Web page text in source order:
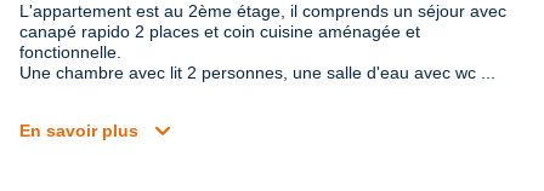
L'appartement est au 2ème étage, il comprends un séjour avec
canapé rapido 2 places et coin cuisine aménagée et
fonctionnelle.
Une chambre avec lit 2 personnes, une salle d'eau avec wc ...
En savoir plus expand_more